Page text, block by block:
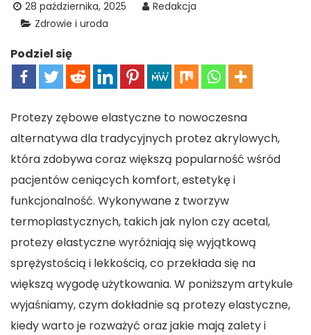
28 października, 2025
Redakcja
Zdrowie i uroda
Podziel się
Protezy zębowe elastyczne to nowoczesna
alternatywa dla tradycyjnych protez akrylowych,
która zdobywa coraz większą popularność wśród
pacjentów ceniących komfort, estetykę i
funkcjonalność. Wykonywane z tworzyw
termoplastycznych, takich jak nylon czy acetal,
protezy elastyczne wyróżniają się wyjątkową
sprężystością i lekkością, co przekłada się na
większą wygodę użytkowania. W poniższym artykule
wyjaśniamy, czym dokładnie są protezy elastyczne,
kiedy warto je rozważyć oraz jakie mają zalety i